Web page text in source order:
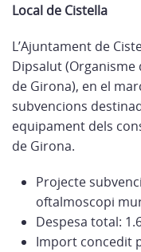
Local de Cistella
L’Ajuntament de
Dipsalut (Organisme
de Girona), en el
subvencions
equipament dels
de Girona.
Projecte
oftalmoscopi
Despesa total:
Import concedit